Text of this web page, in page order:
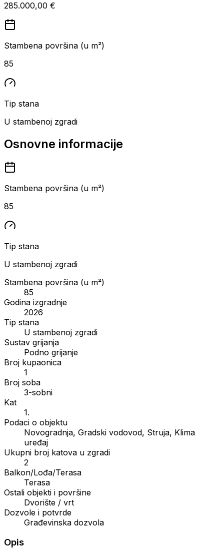
285.000,00 €
Stambena površina (u m²)
85
Tip stana
U stambenoj zgradi
Osnovne informacije
Stambena površina (u m²)
85
Tip stana
U stambenoj zgradi
Stambena površina (u m²)
85
Godina izgradnje
2026
Tip stana
U stambenoj zgradi
Sustav grijanja
Podno grijanje
Broj kupaonica
1
Broj soba
3-sobni
Kat
1.
Podaci o objektu
Novogradnja, Gradski vodovod, Struja, Klima
uređaj
Ukupni broj katova u zgradi
2
Balkon/Lođa/Terasa
Terasa
Ostali objekti i površine
Dvorište / vrt
Dozvole i potvrde
Građevinska dozvola
Opis